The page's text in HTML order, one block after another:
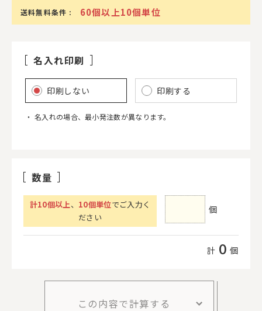
送料無料条件 : 60個以上10個単位
名入れ印刷
印刷しない 印刷する
名入れの場合、最小発注数が異なります。
数量
計10個以上、 10個単位でご入力く
ださい
個
計 0 個
この内容で計算する